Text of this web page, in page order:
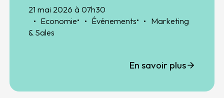
21 mai 2026 à 07h30
Economie• Événements•
Marketing
& Sales
En savoir plus